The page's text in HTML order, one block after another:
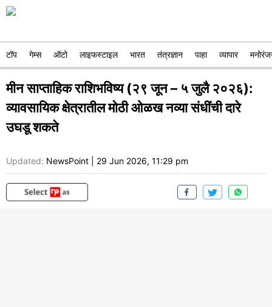
टॉप गेम्स ऑटो लाइफस्टाइल भारत तंत्रज्ञान पाहा व्यापार
मीन साप्ताहिक राशिभविष्य (२९ जून – ५ जुलै २०२६):
व्यावसायिक क्षेत्रातील मोठी ओळख नव्या संधींची दारे
उघडू शकते
Updated: NewsPoint 29 Jun 2026, 11:29 pm